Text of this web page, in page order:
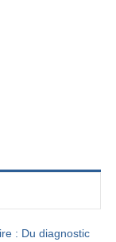
: Du diagnostic